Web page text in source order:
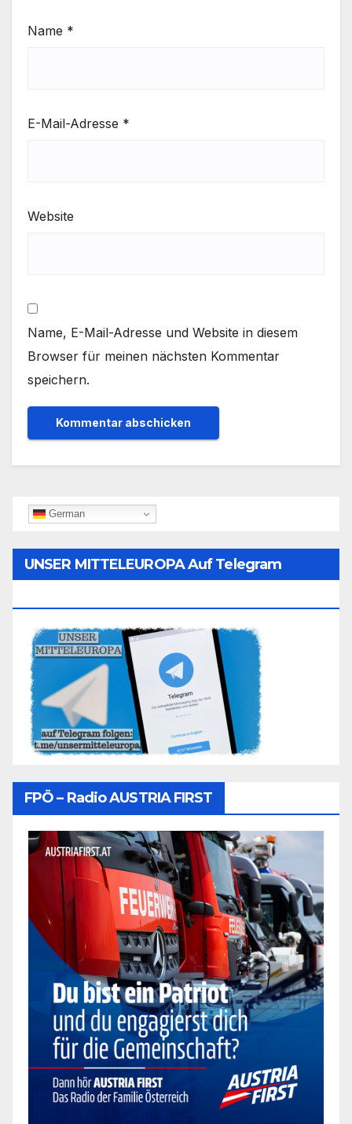
Name *
E-Mail-Adresse *
Website
Name, E-Mail-Adresse und Website in diesem
Browser für meinen nächsten Kommentar
speichern.
German
UNSER MITTELEUROPA Auf Telegram
FPÖ – Radio AUSTRIA FIRST